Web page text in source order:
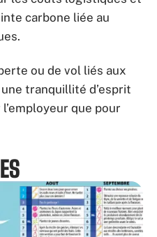
carbone liée au
ou de vol liés aux
tranquillité d’esprit
que pour